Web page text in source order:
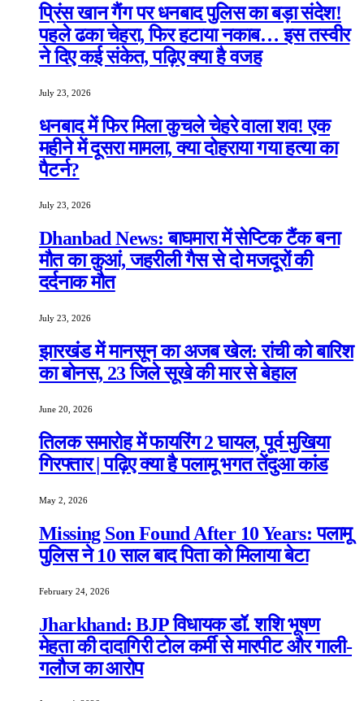
प्रिंस खान गैंग पर धनबाद पुलिस का बड़ा संदेश!
पहले ढका चेहरा, फिर हटाया नकाब… इस तस्वीर
ने दिए कई संकेत, पढ़िए क्या है वजह
July 23, 2026
धनबाद में फिर मिला कुचले चेहरे वाला शव! एक
महीने में दूसरा मामला, क्या दोहराया गया हत्या का
पैटर्न?
July 23, 2026
Dhanbad News: बाघमारा में सेप्टिक टैंक बना
मौत का कुआं, जहरीली गैस से दो मजदूरों की
दर्दनाक मौत
July 23, 2026
झारखंड में मानसून का अजब खेल: रांची को बारिश
का बोनस, 23 जिले सूखे की मार से बेहाल
June 20, 2026
तिलक समारोह में फायरिंग 2 घायल, पूर्व मुखिया
गिरफ्तार | पढ़िए क्या है पलामू भगत तेंदुआ कांड
May 2, 2026
Missing Son Found After 10 Years: पलामू
पुलिस ने 10 साल बाद पिता को मिलाया बेटा
February 24, 2026
Jharkhand: BJP विधायक डॉ. शशि भूषण
मेहता की दादागिरी टोल कर्मी से मारपीट और गाली-
गलौज का आरोप